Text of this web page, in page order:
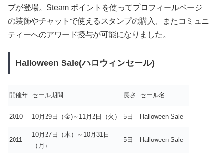
プが登場。Steam ポイントを使ってプロフィールページ
の装飾やチャットで使えるスタンプの購入、またコミュニ
ティーへのアワード授与が可能になりました。
Halloween Sale(ハロウィンセール)
開催年 セール期間 長さ セール名
2010 10月29日（金)～11月2日（火） 5日 Halloween Sale
2011
10月27日（木）～10月31日
（月）
5日 Halloween Sale